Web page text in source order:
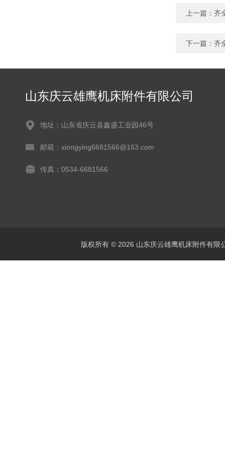
上一篇： 齐
下一篇： 齐
山东庆云雄鹰机床附件有限公司
地址：山东省庆云县鑫盛工业园46号
邮箱：xiongying6681566@163.com
传真：0534-6681566
版权所有 © 2026 山东庆云雄鹰机床附件有